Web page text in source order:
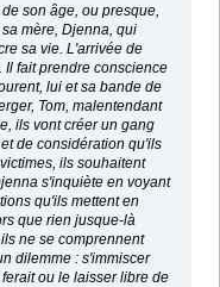
son âge, ou presque,
mère, Djenna, qui
sa vie. L'arrivée de
Il fait prendre conscience
lui et sa bande de
Tom, malentendant
ils vont créer un gang
de considération qu'ils
ils souhaitent
s'inquiète en voyant
qu'ils mettent en
que rien jusque-là
ne se comprennent
dilemme : s'immiscer
ou le laisser libre de